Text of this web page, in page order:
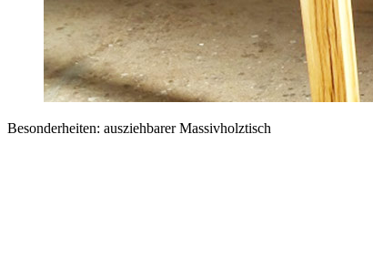
Besonderheiten: ausziehbarer Massivholztisch